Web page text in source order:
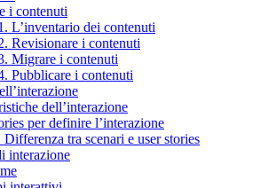
i contenuti
L’inventario dei contenuti
Revisionare i contenuti
Migrare i contenuti
Pubblicare i contenuti
dell’interazione
per definire l’interazione
Differenza tra scenari e user stories
interazione